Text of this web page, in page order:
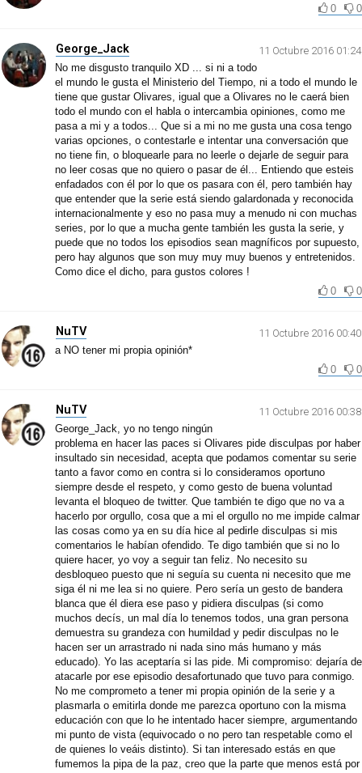
0
0
George_Jack
11 Octubre 2016 01:24
No me disgusto tranquilo XD ... si ni a todo
el mundo le gusta el Ministerio del Tiempo, ni a todo el mundo le
tiene que gustar Olivares, igual que a Olivares no le caerá bien
todo el mundo con el habla o intercambia opiniones, como me
pasa a mi y a todos... Que si a mi no me gusta una cosa tengo
varias opciones, o contestarle e intentar una conversación que
no tiene fin, o bloquearle para no leerle o dejarle de seguir para
no leer cosas que no quiero o pasar de él... Entiendo que esteis
enfadados con él por lo que os pasara con él, pero también hay
que entender que la serie está siendo galardonada y reconocida
internacionalmente y eso no pasa muy a menudo ni con muchas
series, por lo que a mucha gente también les gusta la serie, y
puede que no todos los episodios sean magníficos por supuesto,
pero hay algunos que son muy muy muy buenos y entretenidos.
Como dice el dicho, para gustos colores !
0
0
NuTV
11 Octubre 2016 00:40
a NO tener mi propia opinión*
0
0
NuTV
11 Octubre 2016 00:38
George_Jack, yo no tengo ningún
problema en hacer las paces si Olivares pide disculpas por haber
insultado sin necesidad, acepta que podamos comentar su serie
tanto a favor como en contra si lo consideramos oportuno
siempre desde el respeto, y como gesto de buena voluntad
levanta el bloqueo de twitter. Que también te digo que no va a
hacerlo por orgullo, cosa que a mi el orgullo no me impide calmar
las cosas como ya en su día hice al pedirle disculpas si mis
comentarios le habían ofendido. Te digo también que si no lo
quiere hacer, yo voy a seguir tan feliz. No necesito su
desbloqueo puesto que ni seguía su cuenta ni necesito que me
siga él ni me lea si no quiere. Pero sería un gesto de bandera
blanca que él diera ese paso y pidiera disculpas (si como
muchos decís, un mal día lo tenemos todos, una gran persona
demuestra su grandeza con humildad y pedir disculpas no le
hacen ser un arrastrado ni nada sino más humano y más
educado). Yo las aceptaría si las pide. Mi compromiso: dejaría de
atacarle por ese episodio desafortunado que tuvo para conmigo.
No me comprometo a tener mi propia opinión de la serie y a
plasmarla o emitirla donde me parezca oportuno con la misma
educación con que lo he intentado hacer siempre, argumentando
mi punto de vista (equivocado o no pero tan respetable como el
de quienes lo veáis distinto). Si tan interesado estás en que
fumemos la pipa de la paz, creo que la parte que menos está por